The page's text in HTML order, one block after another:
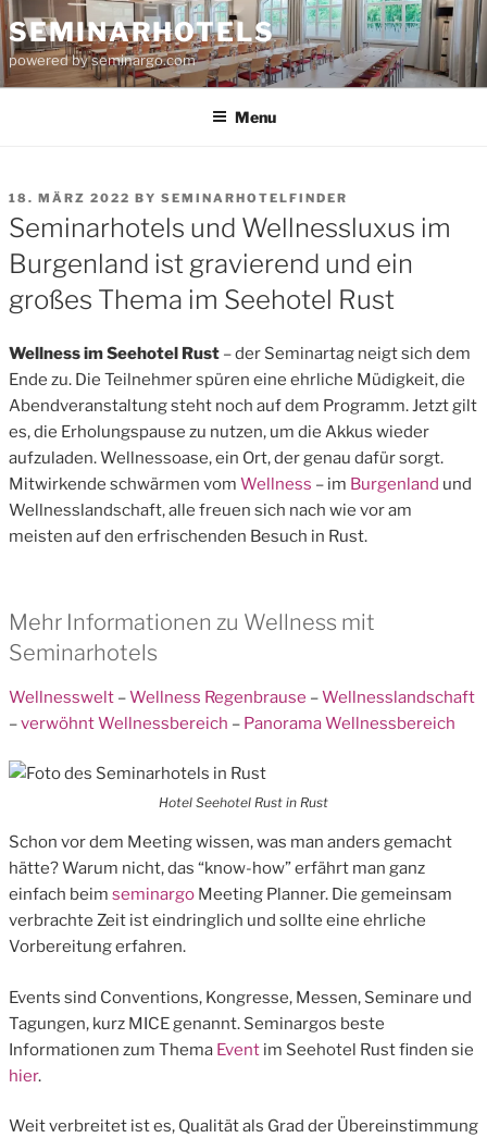
Skip
to
content
SEMINARHOTELS
powered by seminargo.com
Menu
POSTED
ON
18. MÄRZ 2022 BY SEMINARHOTELFINDER
Seminarhotels und Wellnessluxus im
Burgenland ist gravierend und ein
großes Thema im Seehotel Rust
Wellness im Seehotel Rust – der Seminartag neigt sich dem
Ende zu. Die Teilnehmer spüren eine ehrliche Müdigkeit, die
Abendveranstaltung steht noch auf dem Programm. Jetzt gilt
es, die Erholungspause zu nutzen, um die Akkus wieder
aufzuladen. Wellnessoase, ein Ort, der genau dafür sorgt.
Mitwirkende schwärmen vom Wellness – im Burgenland und
Wellnesslandschaft, alle freuen sich nach wie vor am
meisten auf den erfrischenden Besuch in Rust.
Mehr Informationen zu Wellness mit
Seminarhotels
Wellnesswelt –Wellness Regenbrause –Wellnesslandschaft
–verwöhnt Wellnessbereich – Panorama Wellnessbereich
Hotel Seehotel Rust in Rust
Schon vor dem Meeting wissen, was man anders gemacht
hätte? Warum nicht, das “know-how” erfährt man ganz
einfach beim seminargo Meeting Planner. Die gemeinsam
verbrachte Zeit ist eindringlich und sollte eine ehrliche
Vorbereitung erfahren.
Events sind Conventions, Kongresse, Messen, Seminare und
Tagungen, kurz MICE genannt. Seminargos beste
Informationen zum Thema Event im Seehotel Rust finden sie
hier.
Weit verbreitet ist es, Qualität als Grad der Übereinstimmung